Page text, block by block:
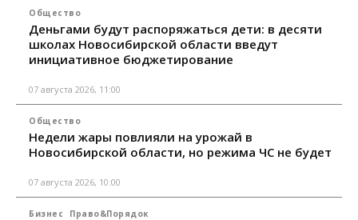
Общество
Деньгами будут распоряжаться дети: в десяти
школах Новосибирской области введут
инициативное бюджетирование
07 августа 2026, 11:00
Общество
Недели жары повлияли на урожай в
Новосибирской области, но режима ЧС не будет
07 августа 2026, 10:00
Бизнес Право&Порядок